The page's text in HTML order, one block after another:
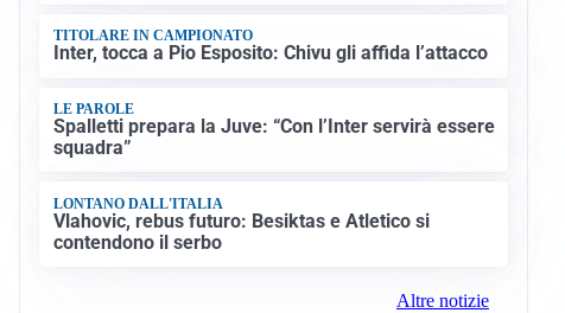
TITOLARE IN CAMPIONATO
Inter, tocca a Pio Esposito: Chivu gli affida l’attacco
LE PAROLE
Spalletti prepara la Juve: “Con l’Inter servirà essere
squadra”
LONTANO DALL'ITALIA
Vlahovic, rebus futuro: Besiktas e Atletico si
contendono il serbo
Altre notizie